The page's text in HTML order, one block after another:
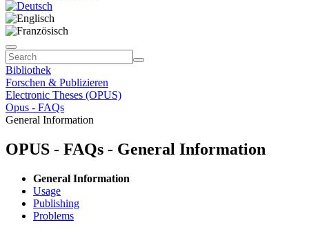
Bibliothek
Forschen & Publizieren
Electronic Theses (OPUS)
Opus - FAQs
General Information
OPUS - FAQs - General Information
General Information
Usage
Publishing
Problems